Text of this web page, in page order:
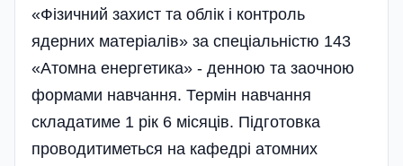
«Фізичний захист та облік і контроль
ядерних матеріалів» за спеціальністю 143
«Атомна енергетика» - денною та заочною
формами навчання. Термін навчання
складатиме 1 рік 6 місяців. Підготовка
проводитиметься на кафедрі атомних